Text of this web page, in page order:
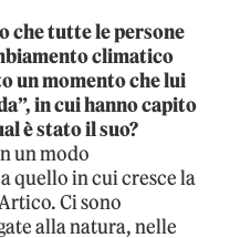
che tutte le persone
climatico
un momento che lui
in cui hanno capito
è stato il suo?
un modo
quello in cui cresce la
Ci sono
alla natura, nelle